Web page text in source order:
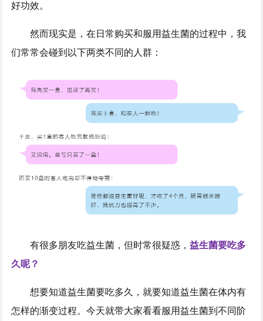
好功效。
然而现实是，在日常购买和服用益生菌的过程中，我
们常常会碰到以下两类不同的人群：
有很多朋友吃益生菌，但时常很疑惑，益生菌要吃多
久呢？
想要知道益生菌要吃多久，就要知道益生菌在体内有
怎样的渐变过程。今天就带大家看看服用益生菌到不同阶